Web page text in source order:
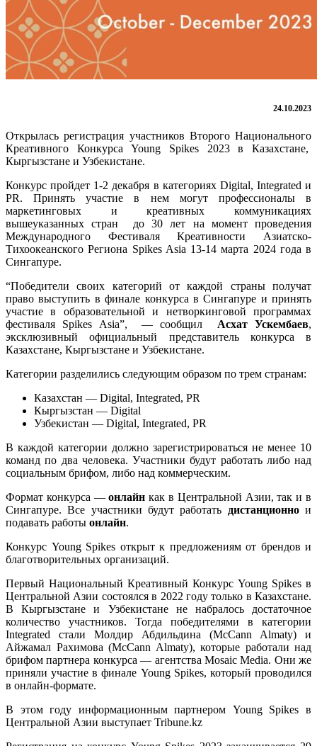
24.10.2023
Открылась регистрация участников Второго Национального
Креативного Конкурса Young Spikes 2023 в Казахстане,
Кыргызстане и Узбекистане.
Конкурс пройдет 1-2 декабря в категориях Digital, Integrated и
PR. Принять участие в нем могут профессионалы в
маркетинговых и креативных коммуникациях
вышеуказанных стран до 30 лет на момент проведения
Международного Фестиваля Креативности Азиатско-
Тихоокеанского Региона Spikes Asia 13-14 марта 2024 года в
Сингапуре.
“Победители своих категорий от каждой страны получат
право выступить в финале конкурса в Сингапуре и принять
участие в образовательной и нетворкинговой программах
фестиваля Spikes Asia”, — сообщил Асхат Ускембаев,
эксклюзивный официальный представитель конкурса в
Казахстане, Кыргызстане и Узбекистане.
Категории разделились следующим образом по трем странам:
Казахстан — Digital, Integrated, PR
Кыргызстан — Digital
Узбекистан — Digital, Integrated, PR
В каждой категории должно зарегистрироваться не менее 10
команд по два человека. Участники будут работать либо над
социальным брифом, либо над коммерческим.
Формат конкурса —онлайн как в Центральной Азии, так и в
Сингапуре. Все участники будут работать дистанционнои
подавать работы онлайн.
Конкурс Young Spikes открыт к предложениям от брендов и
благотворительных организаций.
Первый Национальный Креативный Конкурс Young Spikes в
Центральной Азии состоялся в 2022 году только в Казахстане.
В Кыргызстане и Узбекистане не набралось достаточное
количество участников. Тогда победителями в категории
Integrated стали Молдир Абдильдина (McCann Almaty) и
Айжамал Рахимова (McCann Almaty), которые работали над
брифом партнера конкурса — агентства Mosaic Media. Они же
приняли участие в финале Young Spikes, который проводился
в онлайн-формате.
В этом году информационным партнером Young Spikes в
Центральной Азии выступает Tribune.kz